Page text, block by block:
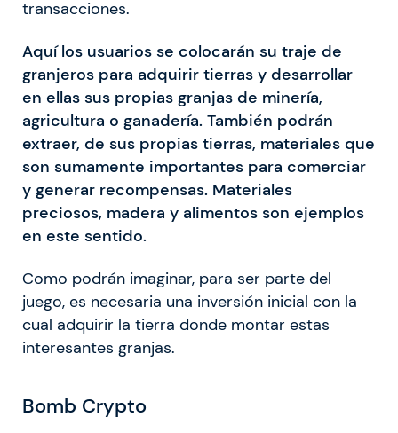
transacciones.
Aquí los usuarios se colocarán su traje de
granjeros para adquirir tierras y desarrollar
en ellas sus propias granjas de minería,
agricultura o ganadería. También podrán
extraer, de sus propias tierras, materiales que
son sumamente importantes para comerciar
y generar recompensas. Materiales
preciosos, madera y alimentos son ejemplos
en este sentido.
Como podrán imaginar, para ser parte del
juego, es necesaria una inversión inicial con la
cual adquirir la tierra donde montar estas
interesantes granjas.
Bomb Crypto